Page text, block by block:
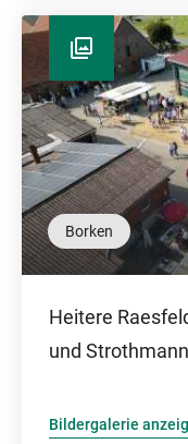
Borken
Heitere
und Strothmann
Bildergalerie